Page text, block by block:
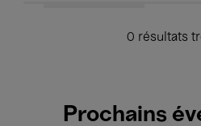
0 résultats
Prochains